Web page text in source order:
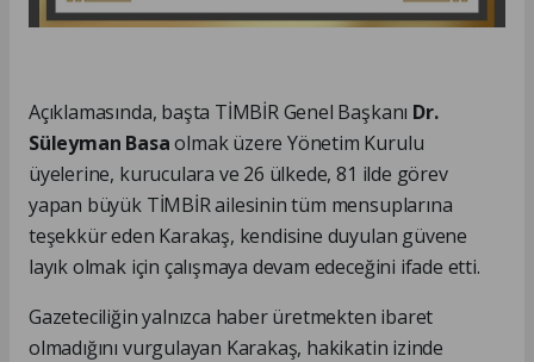
Açıklamasında, başta TİMBİR Genel Başkanı Dr.
Süleyman Basaolmak üzere Yönetim Kurulu
üyelerine, kuruculara ve 26 ülkede, 81 ilde görev
yapan büyük TİMBİR ailesinin tüm mensuplarına
teşekkür eden Karakaş, kendisine duyulan güvene
layık olmak için çalışmaya devam edeceğini ifade etti.
Gazeteciliğin yalnızca haber üretmekten ibaret
olmadığını vurgulayan Karakaş, hakikatin izinde